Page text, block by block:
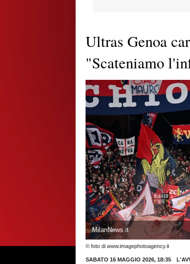
Ultras Genoa
"Scateniamo
MilanNews.it
© foto di www.imagephotoagency.it
SABATO 16 MAGGIO 2026, 18:35